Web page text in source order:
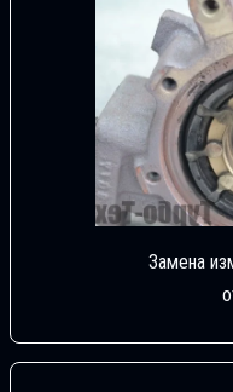
Замена